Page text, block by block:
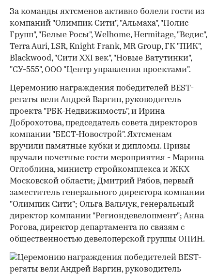
За команды яхтсменов активно болели гости из
компаний "Олимпик Сити", "Альмаха", "Полис
Групп", "Белые Росы", Welhome, Hermitage, "Ведис",
Terra Auri, LSR, Knight Frank, MR Group, ГК "ПИК",
Blackwood, "Сити XXI век", "Новые Ватутинки",
"СУ-555", ООО "Центр управления проектами".
Церемонию награждения победителей BEST-
регаты вели Андрей Варгин, руководитель
проекта "РБК-Недвижимость", и Ирина
Доброхотова, председатель совета директоров
компании "БЕСТ-Новострой". Яхтсменам
вручили памятные кубки и дипломы. Призы
вручали почетные гости мероприятия - Марина
Оглоблина, министр стройкомплекса и ЖКХ
Московской области; Дмитрий Рябов, первый
заместитель генерального директора компании
"Олимпик Сити"; Ольга Вальчук, генеральный
директор компании "Региондевелопмент"; Анна
Рогова, директор департамента по связям с
общественностью девелоперской группы ОПИН.